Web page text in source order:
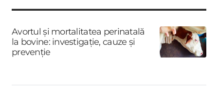
Avortul și mortalitatea perinatală
la bovine: investigație, cauze și
prevenție